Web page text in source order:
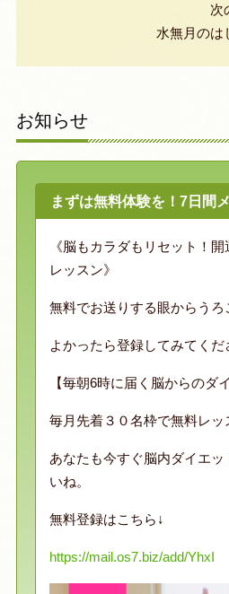
次
水無月のは
お知らせ
まずは無料体験を！7日間
《脳もカラダもリセット！
レッスン》
無料でお送りする眼からうろ
よかったら登録してみてくだ
【毎朝6時に届く脳からのダ
毎月先着３０名枠で無料レッ
あなたも今すぐ脳内ダイエッ
いね。
無料登録はこちら↓
https://mail.os7.biz/add/YhxI